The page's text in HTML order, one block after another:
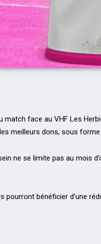
match face au VHF Les
meilleurs dons, sous
ne se limite pas au mois
bénéficier d’une